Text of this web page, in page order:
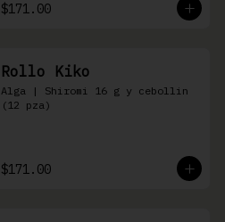
$171.00
Rollo Kiko
Alga | Shiromi 16 g y cebollin
(12 pza)
$171.00